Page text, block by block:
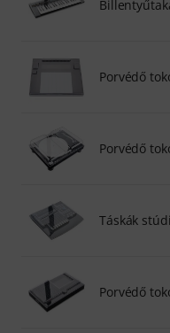
Porvédő
Porvédő
Táskák
Porvédő